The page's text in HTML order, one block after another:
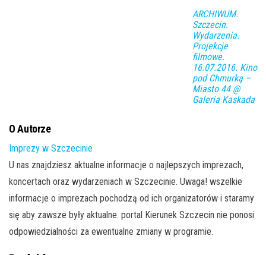
ARCHIWUM.
Szczecin.
Wydarzenia.
Projekcje
filmowe.
16.07.2016. Kino
pod Chmurką –
Miasto 44 @
Galeria Kaskada
O Autorze
Imprezy w Szczecinie
U nas znajdziesz aktualne informacje o najlepszych imprezach,
koncertach oraz wydarzeniach w Szczecinie. Uwaga! wszelkie
informacje o imprezach pochodzą od ich organizatorów i staramy
się aby zawsze były aktualne. portal Kierunek Szczecin nie ponosi
odpowiedzialności za ewentualne zmiany w programie.